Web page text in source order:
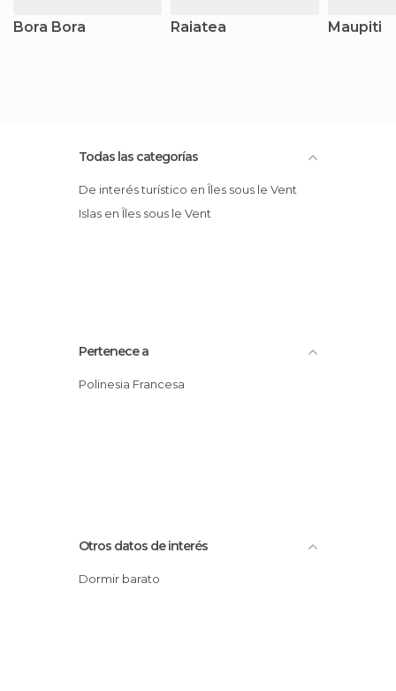
Bora Bora Raiatea Maupiti
Todas las categorías
De interés turístico en Îles sous le Vent
Islas en Îles sous le Vent
Pertenece a
Polinesia Francesa
Otros datos de interés
Dormir barato